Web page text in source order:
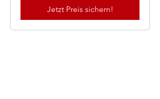
Jetzt Preis sichern!